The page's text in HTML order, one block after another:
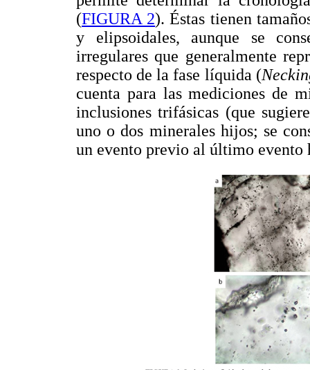
(FIGURA 2). Éstas tienen
y elipsoidales, aunque se
irregulares que generalmente
respecto de la fase líquida (
cuenta para las mediciones de
inclusiones trifásicas (que
uno o dos minerales hijos; se
un evento previo al último evento